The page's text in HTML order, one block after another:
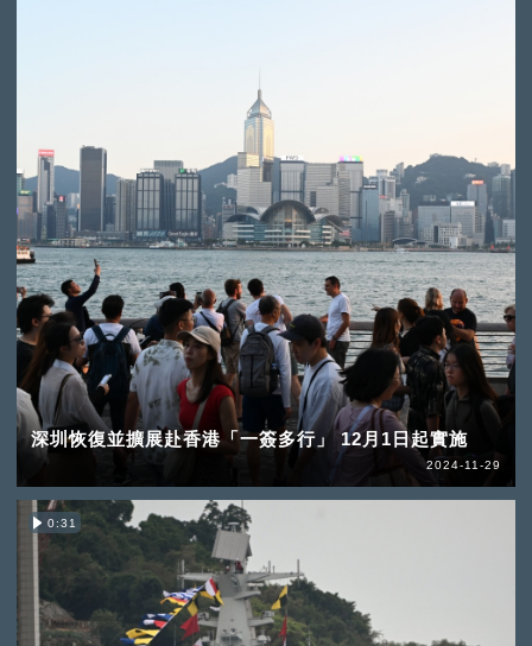
深圳恢復並擴展赴香港「一簽多行」 12月1日起實施
2024-11-29
0:31